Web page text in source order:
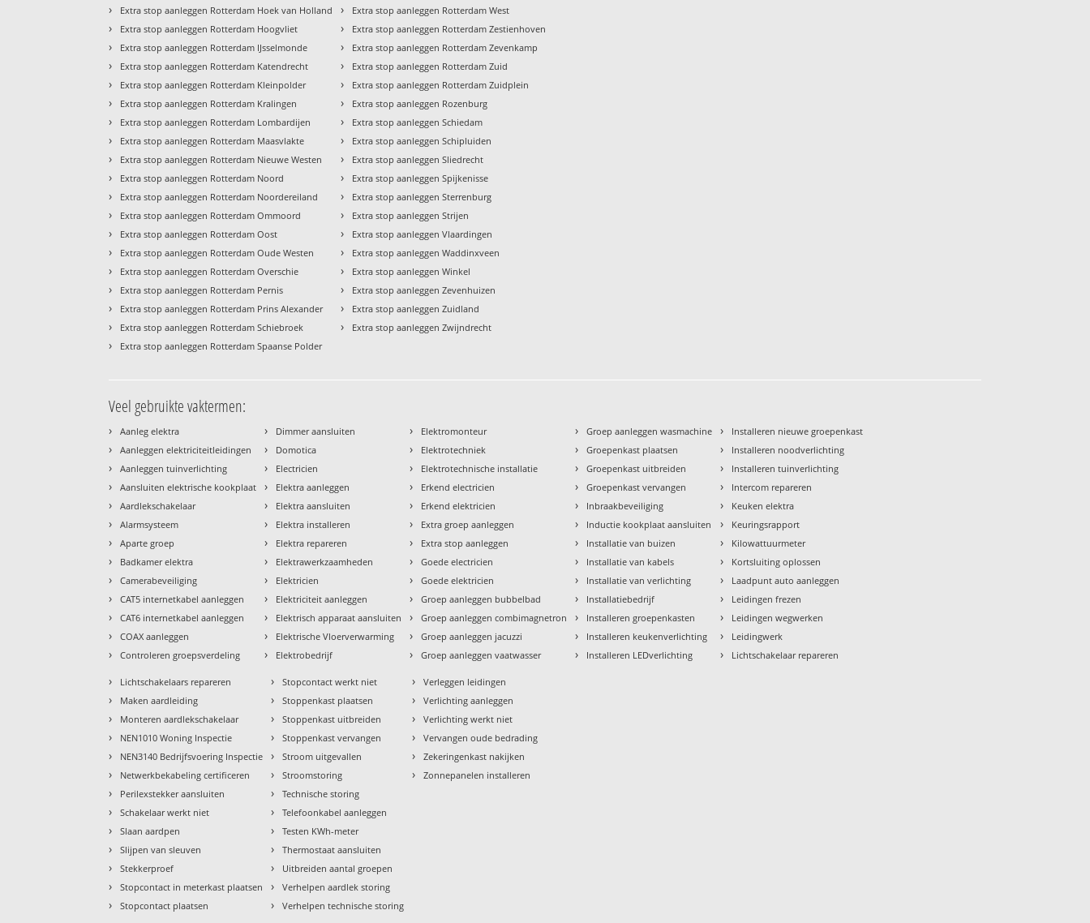
› Extra stop aanleggen Rotterdam Hoek van Holland
› Extra stop aanleggen Rotterdam Hoogvliet
› Extra stop aanleggen Rotterdam IJsselmonde
› Extra stop aanleggen Rotterdam Katendrecht
› Extra stop aanleggen Rotterdam Kleinpolder
› Extra stop aanleggen Rotterdam Kralingen
› Extra stop aanleggen Rotterdam Lombardijen
› Extra stop aanleggen Rotterdam Maasvlakte
› Extra stop aanleggen Rotterdam Nieuwe Westen
› Extra stop aanleggen Rotterdam Noord
› Extra stop aanleggen Rotterdam Noordereiland
› Extra stop aanleggen Rotterdam Ommoord
› Extra stop aanleggen Rotterdam Oost
› Extra stop aanleggen Rotterdam Oude Westen
› Extra stop aanleggen Rotterdam Overschie
› Extra stop aanleggen Rotterdam Pernis
› Extra stop aanleggen Rotterdam Prins Alexander
› Extra stop aanleggen Rotterdam Schiebroek
› Extra stop aanleggen Rotterdam Spaanse Polder
› Extra stop aanleggen Rotterdam West
› Extra stop aanleggen Rotterdam Zestienhoven
› Extra stop aanleggen Rotterdam Zevenkamp
› Extra stop aanleggen Rotterdam Zuid
› Extra stop aanleggen Rotterdam Zuidplein
› Extra stop aanleggen Rozenburg
› Extra stop aanleggen Schiedam
› Extra stop aanleggen Schipluiden
› Extra stop aanleggen Sliedrecht
› Extra stop aanleggen Spijkenisse
› Extra stop aanleggen Sterrenburg
› Extra stop aanleggen Strijen
› Extra stop aanleggen Vlaardingen
› Extra stop aanleggen Waddinxveen
› Extra stop aanleggen Winkel
› Extra stop aanleggen Zevenhuizen
› Extra stop aanleggen Zuidland
› Extra stop aanleggen Zwijndrecht
Veel gebruikte vaktermen:
› Aanleg elektra
› Aanleggen elektriciteitleidingen
› Aanleggen tuinverlichting
› Aansluiten elektrische kookplaat
› Aardlekschakelaar
› Alarmsysteem
› Aparte groep
› Badkamer elektra
› Camerabeveiliging
› CAT5 internetkabel aanleggen
› CAT6 internetkabel aanleggen
› COAX aanleggen
› Controleren groepsverdeling
› Dimmer aansluiten
› Domotica
› Electricien
› Elektra aanleggen
› Elektra aansluiten
› Elektra installeren
› Elektra repareren
› Elektrawerkzaamheden
› Elektricien
› Elektriciteit aanleggen
› Elektrisch apparaat aansluiten
› Elektrische Vloerverwarming
› Elektrobedrijf
› Elektromonteur
› Elektrotechniek
› Elektrotechnische installatie
› Erkend electricien
› Erkend elektricien
› Extra groep aanleggen
› Extra stop aanleggen
› Goede electricien
› Goede elektricien
› Groep aanleggen bubbelbad
› Groep aanleggen combimagnetron
› Groep aanleggen jacuzzi
› Groep aanleggen vaatwasser
› Groep aanleggen wasmachine
› Groepenkast plaatsen
› Groepenkast uitbreiden
› Groepenkast vervangen
› Inbraakbeveiliging
› Inductie kookplaat aansluiten
› Installatie van buizen
› Installatie van kabels
› Installatie van verlichting
› Installatiebedrijf
› Installeren groepenkasten
› Installeren keukenverlichting
› Installeren LEDverlichting
› Installeren nieuwe groepenkast
› Installeren noodverlichting
› Installeren tuinverlichting
› Intercom repareren
› Keuken elektra
› Keuringsrapport
› Kilowattuurmeter
› Kortsluiting oplossen
› Laadpunt auto aanleggen
› Leidingen frezen
› Leidingen wegwerken
› Leidingwerk
› Lichtschakelaar repareren
› Lichtschakelaars repareren
› Maken aardleiding
› Monteren aardlekschakelaar
› NEN1010 Woning Inspectie
› NEN3140 Bedrijfsvoering Inspectie
› Netwerkbekabeling certificeren
› Perilexstekker aansluiten
› Schakelaar werkt niet
› Slaan aardpen
› Slijpen van sleuven
› Stekkerproef
› Stopcontact in meterkast plaatsen
› Stopcontact plaatsen
› Stopcontact werkt niet
› Stoppenkast plaatsen
› Stoppenkast uitbreiden
› Stoppenkast vervangen
› Stroom uitgevallen
› Stroomstoring
› Technische storing
› Telefoonkabel aanleggen
› Testen KWh-meter
› Thermostaat aansluiten
› Uitbreiden aantal groepen
› Verhelpen aardlek storing
› Verhelpen technische storing
› Verleggen leidingen
› Verlichting aanleggen
› Verlichting werkt niet
› Vervangen oude bedrading
› Zekeringenkast nakijken
› Zonnepanelen installeren